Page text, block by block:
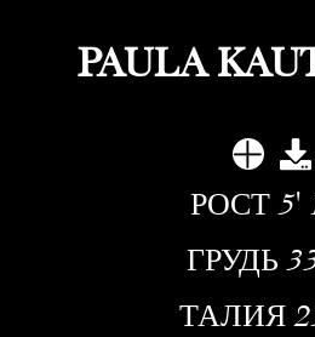
PAULA
РОСТ 5'
ГРУДЬ
ТАЛИЯ